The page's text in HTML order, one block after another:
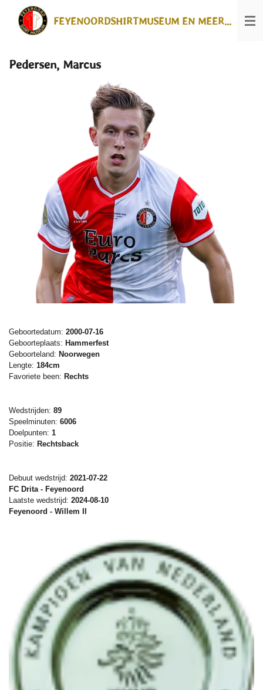
direct
FEYENOORDSHIRTMUSEUM EN MEER...
Pedersen, Marcus
Geboortedatum: 2000-07-16
Geboorteplaats: Hammerfest
Geboorteland: Noorwegen
Lengte: 184cm
Favoriete been: Rechts
Wedstrijden: 89
Speelminuten: 6006
Doelpunten: 1
Positie: Rechtsback
Debuut wedstrijd: 2021-07-22
FC Drita - Feyenoord
Laatste wedstrijd: 2024-08-10
Feyenoord - Willem II